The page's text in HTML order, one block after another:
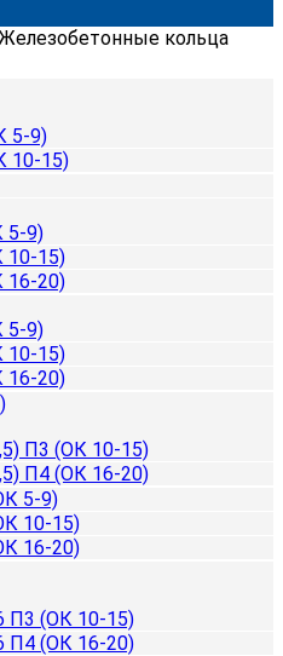
кольца
5-9)
10-15)
5-9)
10-15)
16-20)
5-9)
10-15)
16-20)
П3 (ОК 10-15)
П4 (ОК 16-20)
5-9)
10-15)
16-20)
П3 (ОК 10-15)
П4 (ОК 16-20)